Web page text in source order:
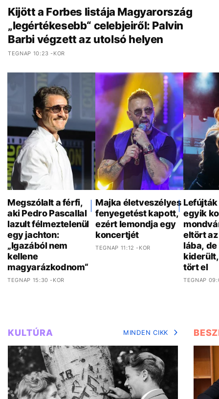
Kijött a Forbes listája Magyarország
„legértékesebb“ celebjeiről: Palvin
Barbi végzett az utolsó helyen
TEGNAP 10:23 -KOR
Megszólalt a férfi,
aki Pedro Pascallal
lazult félmeztelenül
egy jachton:
„Igazából nem
kellene
magyarázkodnom“
TEGNAP 15:30 -KOR
Majka életveszélyes
fenyegetést kapott,
ezért lemondja egy
koncertjét
TEGNAP 11:12 -KOR
Lefújták
egyik
eltört
lába,
tört el
TEGNAP
KULTÚRA MINDEN CIKK